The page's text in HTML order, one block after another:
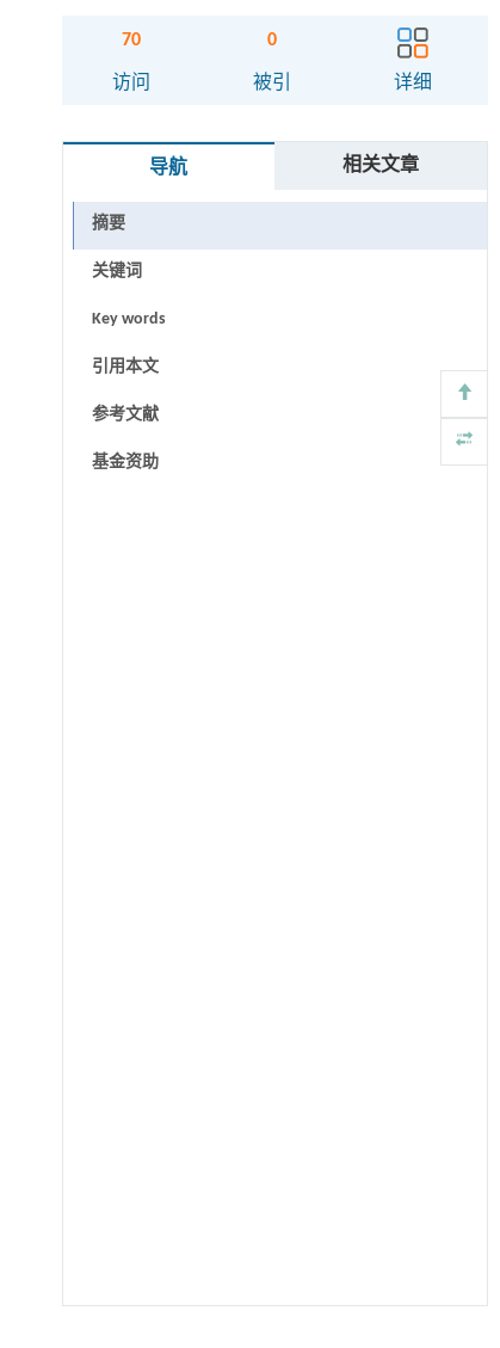
70
访问
0
被引 详细
导航 相关文章
摘要
关键词
Key words
引用本文
参考文献
基金资助